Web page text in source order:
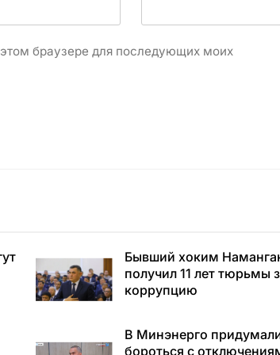
браузере для последующих моих
Бывший хоким
получил 11 лет тюрьмы
коррупцию
В Минэнерго
бороться с